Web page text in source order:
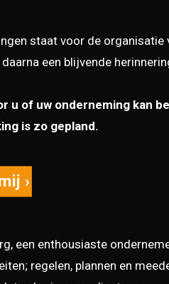
staat voor de
een blijvende
u of uw onderneming kan
is zo gepland.
›
een enthousiaste
regelen, plannen en